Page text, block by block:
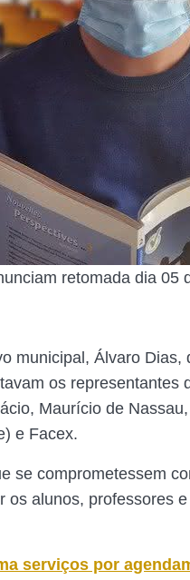
retomada dia 05
municipal, Álvaro Dias,
os representantes
Maurício de
e Facex.
se comprometessem
os alunos, professores
serviços por